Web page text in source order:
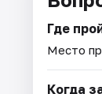
Где
Место
Когда